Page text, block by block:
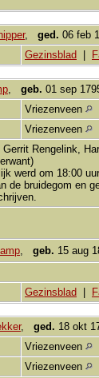
, ged. 06 feb
Gezinsblad
, geb. 01 sep
Vriezenveen
Vriezenveen
Gerrit Rengelink,
werd om 18:00
de bruidegom en
, geb. 15 aug
Gezinsblad
, ged. 18 okt
Vriezenveen
Vriezenveen